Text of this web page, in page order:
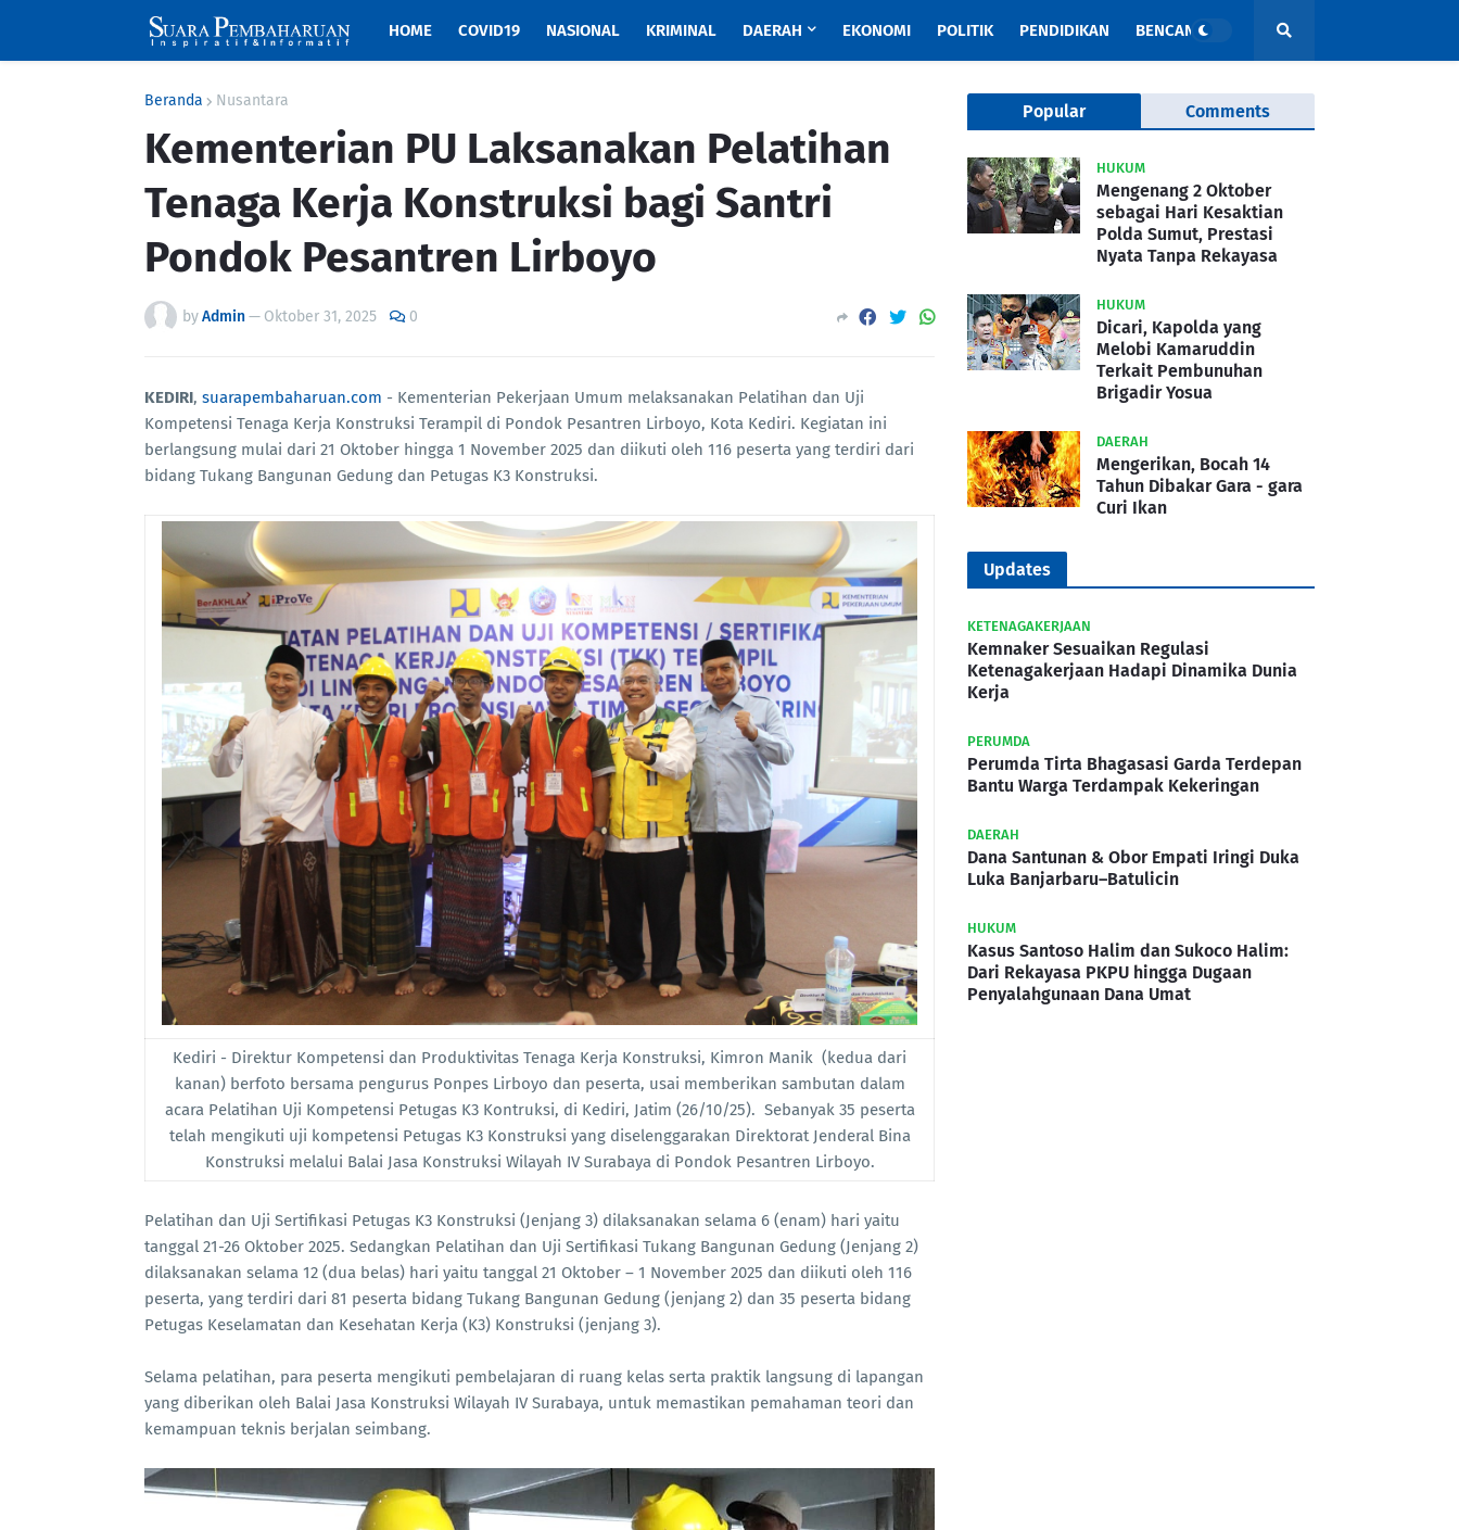
HOME COVID19 NASIONAL KRIMINAL DAERAH EKONOMI POLITIK PENDIDIKAN BENCANA
Beranda Nusantara
Kementerian PU Laksanakan Pelatihan
Tenaga Kerja Konstruksi bagi Santri
Pondok Pesantren Lirboyo
byAdmin— Oktober 31, 2025 0
KEDIRI, suarapembaharuan.com - Kementerian Pekerjaan Umum melaksanakan Pelatihan dan Uji
Kompetensi Tenaga Kerja Konstruksi Terampil di Pondok Pesantren Lirboyo, Kota Kediri. Kegiatan ini
berlangsung mulai dari 21 Oktober hingga 1 November 2025 dan diikuti oleh 116 peserta yang terdiri dari
bidang Tukang Bangunan Gedung dan Petugas K3 Konstruksi.
Kediri - Direktur Kompetensi dan Produktivitas Tenaga Kerja Konstruksi, Kimron Manik (kedua dari
kanan) berfoto bersama pengurus Ponpes Lirboyo dan peserta, usai memberikan sambutan dalam
acara Pelatihan Uji Kompetensi Petugas K3 Kontruksi, di Kediri, Jatim (26/10/25). Sebanyak 35 peserta
telah mengikuti uji kompetensi Petugas K3 Konstruksi yang diselenggarakan Direktorat Jenderal Bina
Konstruksi melalui Balai Jasa Konstruksi Wilayah IV Surabaya di Pondok Pesantren Lirboyo.
Pelatihan dan Uji Sertifikasi Petugas K3 Konstruksi (Jenjang 3) dilaksanakan selama 6 (enam) hari yaitu
tanggal 21-26 Oktober 2025. Sedangkan Pelatihan dan Uji Sertifikasi Tukang Bangunan Gedung (Jenjang 2)
dilaksanakan selama 12 (dua belas) hari yaitu tanggal 21 Oktober – 1 November 2025 dan diikuti oleh 116
peserta, yang terdiri dari 81 peserta bidang Tukang Bangunan Gedung (jenjang 2) dan 35 peserta bidang
Petugas Keselamatan dan Kesehatan Kerja (K3) Konstruksi (jenjang 3).
Selama pelatihan, para peserta mengikuti pembelajaran di ruang kelas serta praktik langsung di lapangan
yang diberikan oleh Balai Jasa Konstruksi Wilayah IV Surabaya, untuk memastikan pemahaman teori dan
kemampuan teknis berjalan seimbang.
Popular Comments
HUKUM
Mengenang 2 Oktober
sebagai Hari Kesaktian
Polda Sumut, Prestasi
Nyata Tanpa Rekayasa
HUKUM
Dicari, Kapolda yang
Melobi Kamaruddin
Terkait Pembunuhan
Brigadir Yosua
DAERAH
Mengerikan, Bocah 14
Tahun Dibakar Gara - gara
Curi Ikan
Updates
KETENAGAKERJAAN
Kemnaker Sesuaikan Regulasi
Ketenagakerjaan Hadapi Dinamika Dunia
Kerja
PERUMDA
Perumda Tirta Bhagasasi Garda Terdepan
Bantu Warga Terdampak Kekeringan
DAERAH
Dana Santunan & Obor Empati Iringi Duka
Luka Banjarbaru–Batulicin
HUKUM
Kasus Santoso Halim dan Sukoco Halim:
Dari Rekayasa PKPU hingga Dugaan
Penyalahgunaan Dana Umat